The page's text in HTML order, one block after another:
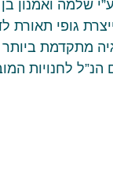
גופי תאורת
מתקדמת
הנ”ל לחנויות